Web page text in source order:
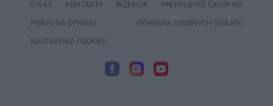
O NÁS KONTAKTY INZERCIA PREDPLATNÉ ČASOPISU
PRÁVO NA OPRAVU OCHRANA OSOBNÝCH ÚDAJOV
NASTAVENIA COOKIES